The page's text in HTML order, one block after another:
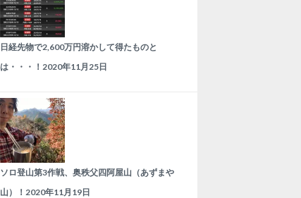
日経先物で2,600万円溶かして得たものと
は・・・！ 2020年11月25日
ソロ登山第3作戦、奥秩父四阿屋山（あずまや
山）！ 2020年11月19日